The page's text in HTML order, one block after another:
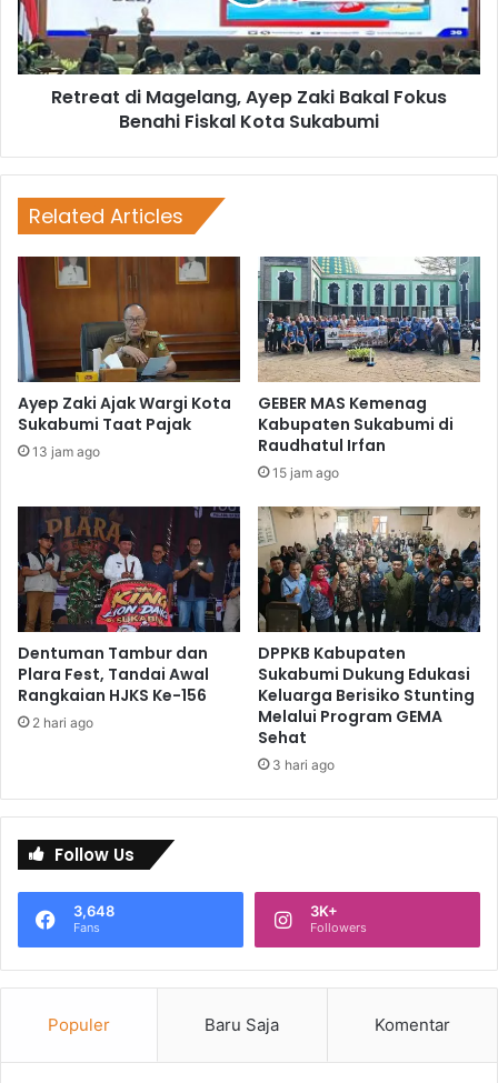
Retreat di Magelang, Ayep Zaki Bakal Fokus
Benahi Fiskal Kota Sukabumi
Related Articles
Ayep Zaki Ajak Wargi Kota
Sukabumi Taat Pajak
13 jam ago
GEBER MAS Kemenag
Kabupaten Sukabumi di
Raudhatul Irfan
15 jam ago
Dentuman Tambur dan
Plara Fest, Tandai Awal
Rangkaian HJKS Ke-156
2 hari ago
DPPKB Kabupaten
Sukabumi Dukung Edukasi
Keluarga Berisiko Stunting
Melalui Program GEMA
Sehat
3 hari ago
Follow Us
3,648
Fans
3K+
Followers
Populer Baru Saja Komentar